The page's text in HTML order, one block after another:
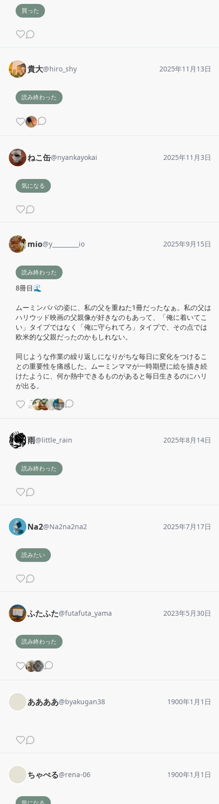
買った
貴大@hiro_shy 2025年11月13日
読み終わった
ねこ缶@nyankayokai 2025年11月3日
気になる
mio@y_________io 2025年9月15日
読み終わった
8冊目🌊
ムーミンパパの姿に、私の父を重ねた1冊だったなぁ。私の父は
ハリウッド映画の父親像が好きなのもあって、「俺に着いてこ
い」タイプではなく「俺に守られてろ」タイプで、その点では
欧米的な父親だったのかもしれない。
同じような作業の繰り返しになりがちな毎日に変化をつけるこ
との重要性を痛感した。ムーミンママが一時期壁に絵を描き続
けたように、何か熱中できるものがあると毎日生きるのにハリ
が出る。
雨@little_rain 2025年8月14日
読み終わった
Na2@Na2na2na2 2025年7月17日
読みたい
ふたふた@futafuta_yama 2023年5月30日
読み終わった
ああああ@byakugan38 1900年1月1日
ちゃぺる@rena-06 1900年1月1日